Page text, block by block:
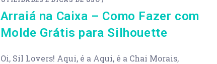
Arraiá na Caixa – Como Fazer com
Molde Grátis para Silhouette
Oi, Sil Lovers! Aqui, é a Aqui, é a Chai Morais,